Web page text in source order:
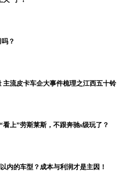
？
主流皮卡车企大事件梳理之江西五十铃
上”劳斯莱斯，不跟奔驰s级玩了？
内的车型？成本与利润才是主因！